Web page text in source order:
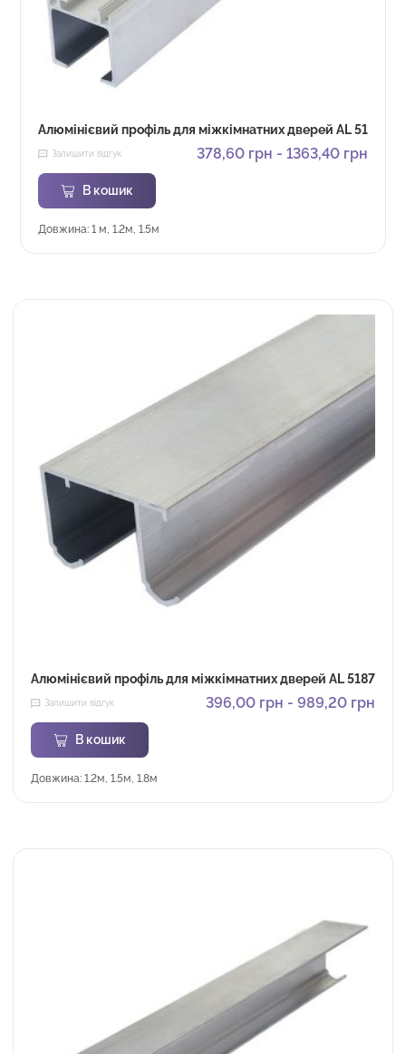
Алюмінієвий профіль для міжкімнатних дверей AL 51
Залишити відгук 378,60 грн - 1363,40 грн
В кошик
Довжина: 1 м, 1.2м, 1.5м
Алюмінієвий профіль для міжкімнатних дверей AL 5187
Залишити відгук 396,00 грн - 989,20 грн
В кошик
Довжина: 1.2м, 1.5м, 1.8м